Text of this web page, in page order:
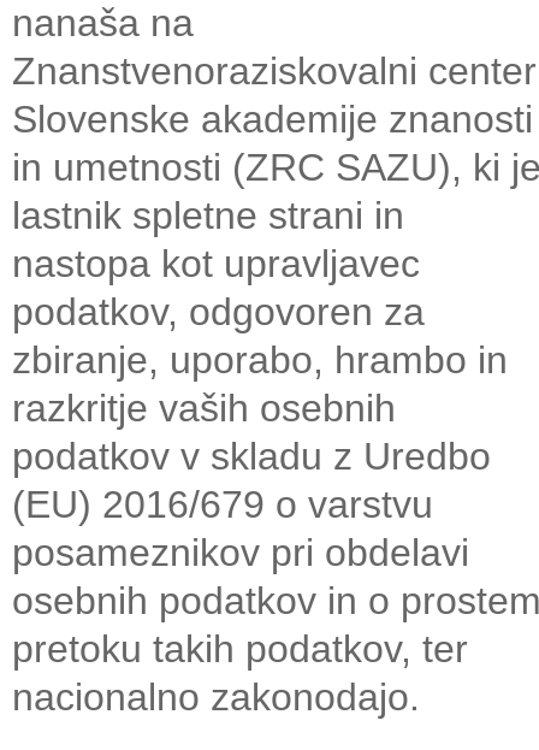
nanaša na
Znanstvenoraziskovalni center
Slovenske akademije znanosti
in umetnosti (ZRC SAZU), ki
lastnik spletne strani in
nastopa kot upravljavec
podatkov, odgovoren za
zbiranje, uporabo, hrambo in
razkritje vaših osebnih
podatkov v skladu z Uredbo
(EU) 2016/679 o varstvu
posameznikov pri obdelavi
osebnih podatkov in o
pretoku takih podatkov, ter
nacionalno zakonodajo.